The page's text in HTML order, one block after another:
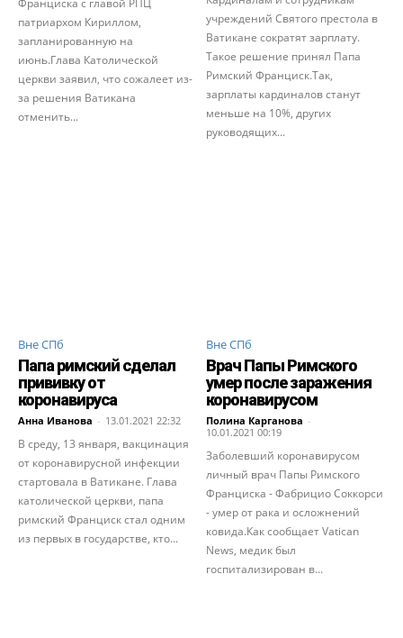
патриархом Кириллом,
запланированную на
июнь.Глава Католической
церкви заявил, что сожалеет из-
за решения Ватикана
отменить...
учреждений Святого престола в
Ватикане сократят зарплату.
Такое решение принял Папа
Римский Франциск.Так,
зарплаты кардиналов станут
меньше на 10%, других
руководящих...
Вне СПб
Папа римский сделал
прививку от
коронавируса
Анна Иванова - 13.01.2021 22:32
В среду, 13 января, вакцинация
от коронавирусной инфекции
стартовала в Ватикане. Глава
католической церкви, папа
римский Франциск стал одним
из первых в государстве, кто...
Вне СПб
Врач Папы Римского
умер после заражения
коронавирусом
Полина Карганова -
10.01.2021 00:19
Заболевший коронавирусом
личный врач Папы Римского
Франциска - Фабрицио Соккорси
- умер от рака и осложнений
ковида.Как сообщает Vatican
News, медик был
госпитализирован в...